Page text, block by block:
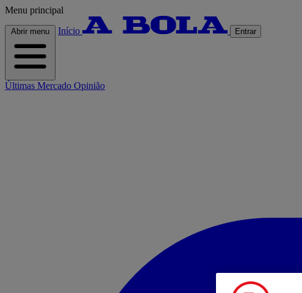
Menu principal
Abrir menu Início Entrar
Últimas Mercado Opinião